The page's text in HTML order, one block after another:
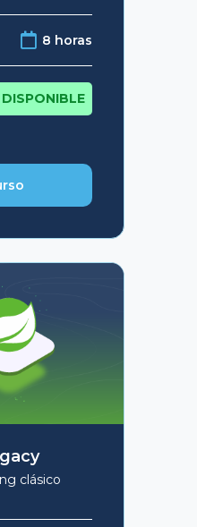
8 horas
DISPONIBLE
clásico